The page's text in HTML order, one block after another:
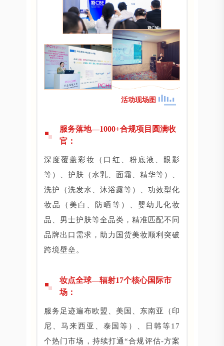
活动现场图
服务落地—1000+合规项目圆满收
官：
深度覆盖彩妆（口红、粉底液、眼影
等）、护肤（水乳、面霜、精华等）、
洗护（洗发水、沐浴露等）、功效型化
妆品（美白、防晒等）、婴幼儿化妆
品、男士护肤等全品类，精准匹配不同
品牌出口需求，助力国货美妆顺利突破
跨境壁垒。
妆点全球—辐射17个核心国际市
场：
服务足迹遍布欧盟、美国、东南亚（印
尼、马来西亚、泰国等）、日韩等17
个热门市场，持续打通“合规评估-方案